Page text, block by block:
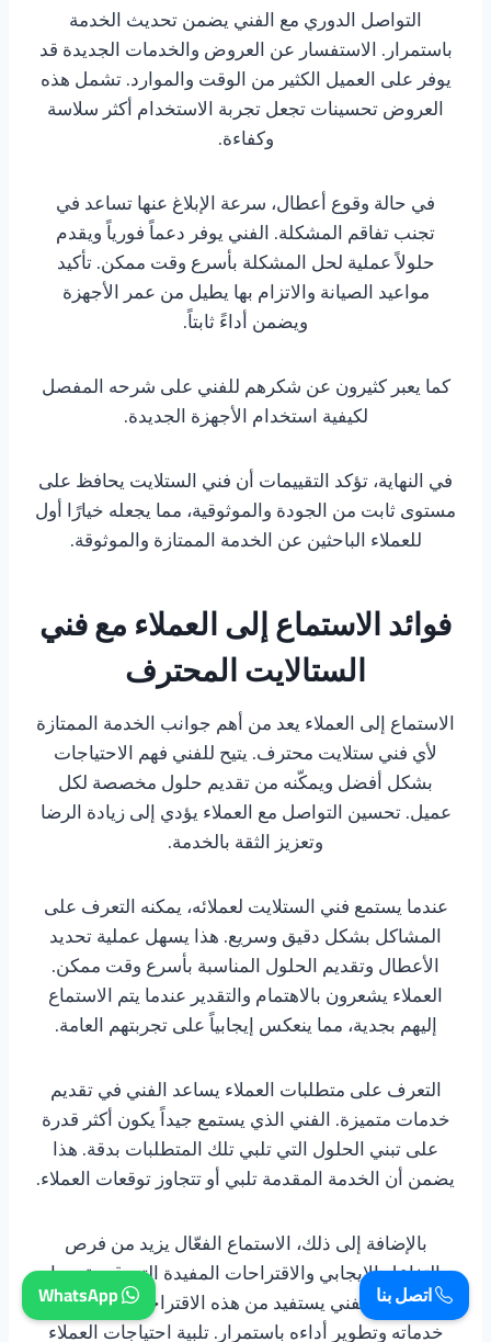
التواصل الدوري مع الفني يضمن تحديث الخدمة
باستمرار. الاستفسار عن العروض والخدمات الجديدة قد
يوفر على العميل الكثير من الوقت والموارد. تشمل هذه
العروض تحسينات تجعل تجربة الاستخدام أكثر سلاسة
وكفاءة.
في حالة وقوع أعطال، سرعة الإبلاغ عنها تساعد في
تجنب تفاقم المشكلة. الفني يوفر دعماً فورياً ويقدم
حلولاً عملية لحل المشكلة بأسرع وقت ممكن. تأكيد
مواعيد الصيانة والاتزام بها يطيل من عمر الأجهزة
ويضمن أداءً ثابتاً.
كما يعبر كثيرون عن شكرهم للفني على شرحه المفصل
لكيفية استخدام الأجهزة الجديدة.
في النهاية، تؤكد التقييمات أن فني الستلايت يحافظ على
مستوى ثابت من الجودة والموثوقية، مما يجعله خيارًا أول
للعملاء الباحثين عن الخدمة الممتازة والموثوقة.
فوائد الاستماع إلى العملاء مع فني
الستالايت المحترف
الاستماع إلى العملاء يعد من أهم جوانب الخدمة الممتازة
لأي فني ستلايت محترف. يتيح للفني فهم الاحتياجات
بشكل أفضل ويمكّنه من تقديم حلول مخصصة لكل
عميل. تحسين التواصل مع العملاء يؤدي إلى زيادة الرضا
وتعزيز الثقة بالخدمة.
عندما يستمع فني الستلايت لعملائه، يمكنه التعرف على
المشاكل بشكل دقيق وسريع. هذا يسهل عملية تحديد
الأعطال وتقديم الحلول المناسبة بأسرع وقت ممكن.
العملاء يشعرون بالاهتمام والتقدير عندما يتم الاستماع
إليهم بجدية، مما ينعكس إيجابياً على تجربتهم العامة.
التعرف على متطلبات العملاء يساعد الفني في تقديم
خدمات متميزة. الفني الذي يستمع جيداً يكون أكثر قدرة
على تبني الحلول التي تلبي تلك المتطلبات بدقة. هذا
يضمن أن الخدمة المقدمة تلبي أو تتجاوز توقعات العملاء.
بالإضافة إلى ذلك، الاستماع الفعّال يزيد من فرص
التفاعل الإيجابي والاقتراحات المفيدة التي قد يقدمها
العملاء. الفني يستفيد من هذه الاقتراحات لتحسين
خدماته وتطوير أداءه باستمرار. تلبية احتياجات العملاء
اتصل بنا